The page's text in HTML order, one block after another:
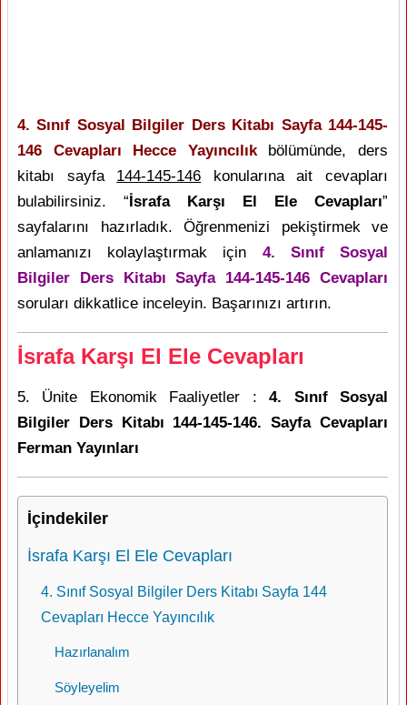
4. Sınıf Sosyal Bilgiler Ders Kitabı Sayfa 144-145-
146 Cevapları Hecce Yayıncılıkbölümünde, ders
kitabı sayfa 144-145-146 konularına ait cevapları
bulabilirsiniz. “İsrafa Karşı El Ele Cevapları”
sayfalarını hazırladık. Öğrenmenizi pekiştirmek ve
anlamanızı kolaylaştırmak için 4. Sınıf Sosyal
Bilgiler Ders Kitabı Sayfa 144-145-146 Cevapları
soruları dikkatlice inceleyin. Başarınızı artırın.
İsrafa Karşı El Ele Cevapları
5. Ünite Ekonomik Faaliyetler :4. Sınıf Sosyal
Bilgiler Ders Kitabı 144-145-146. Sayfa Cevapları
Ferman Yayınları
İçindekiler
İsrafa Karşı El Ele Cevapları
4. Sınıf Sosyal Bilgiler Ders Kitabı Sayfa 144
Cevapları Hecce Yayıncılık
Hazırlanalım
Söyleyelim